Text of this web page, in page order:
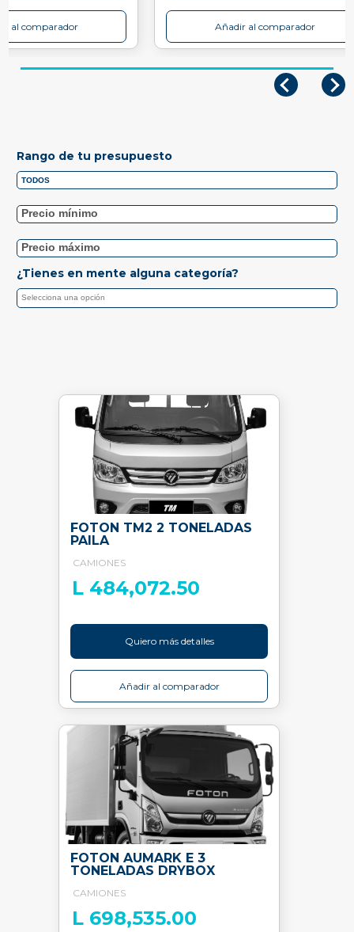
al comparador Añadir al comparador
Rango de tu presupuesto
¿Tienes en mente alguna categoría?
FOTON TM2 2 TONELADAS
PAILA
CAMIONES
L 484,072.50
Quiero más detalles
Añadir al comparador
FOTON AUMARK E 3
TONELADAS DRYBOX
CAMIONES
L 698,535.00